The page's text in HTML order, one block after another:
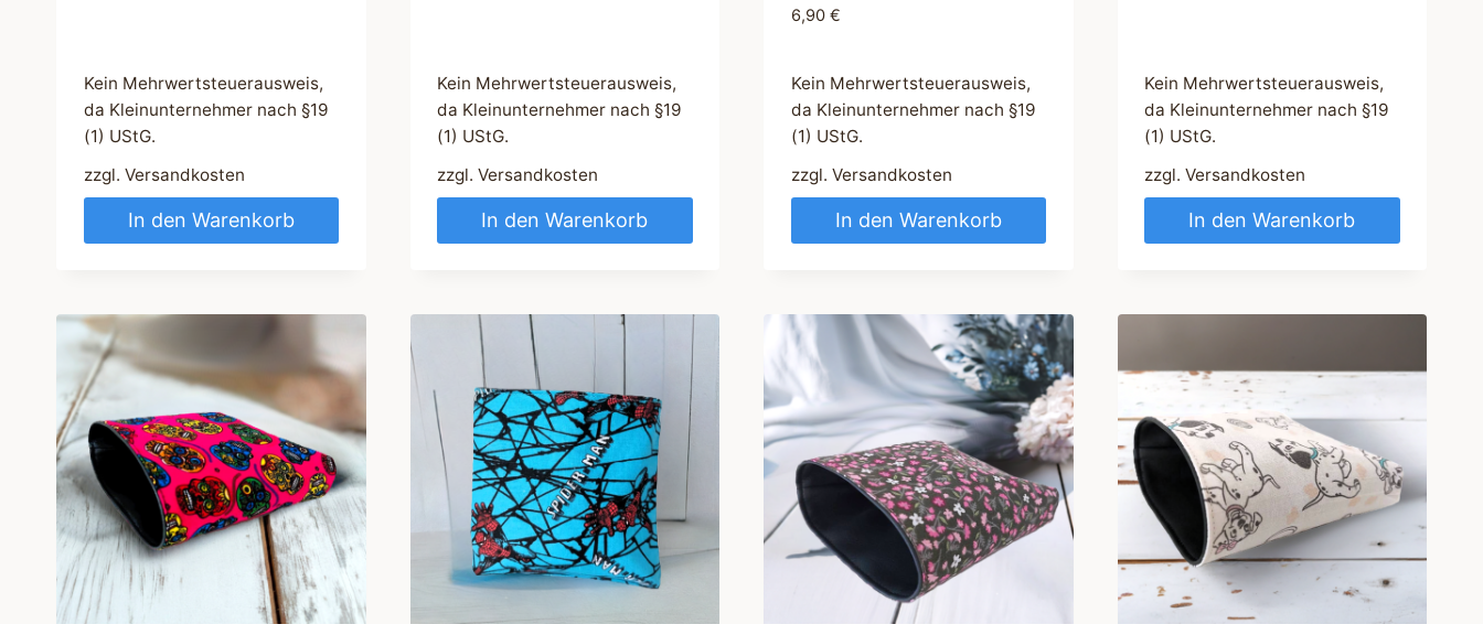
Kein Mehrwertsteuerausweis,
da Kleinunternehmer nach §19
(1) UStG.
zzgl. Versandkosten
In den Warenkorb
Kein Mehrwertsteuerausweis,
da Kleinunternehmer nach §19
(1) UStG.
zzgl. Versandkosten
In den Warenkorb
6,90 €
Kein Mehrwertsteuerausweis,
da Kleinunternehmer nach §19
(1) UStG.
zzgl. Versandkosten
In den Warenkorb
Kein Mehrwertsteuerausweis,
da Kleinunternehmer nach §19
(1) UStG.
zzgl. Versandkosten
In den Warenkorb